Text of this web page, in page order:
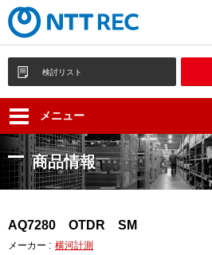
検討リスト
メニュー
商品情報
AQ7280 OTDR SM
メーカー : 横河計測